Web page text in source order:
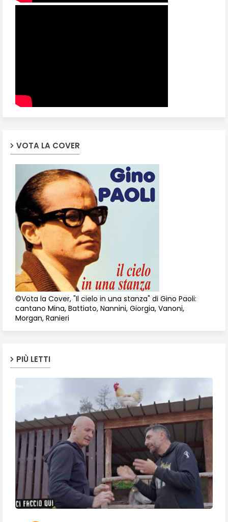
VOTA LA COVER
©Vota la Cover, "Il cielo in una stanza" di Gino Paoli:
cantano Mina, Battiato, Nannini, Giorgia, Vanoni,
Morgan, Ranieri
PIÙ LETTI